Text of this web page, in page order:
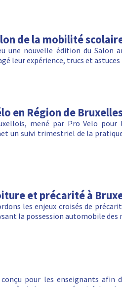
de la mobilité
une nouvelle édition du Salon
leur expérience, trucs et
en Région de
mené par Pro Velo pour
un suivi trimestriel de la
et précarité à
les enjeux croisés de
la possession automobile des
pour les enseignants afin